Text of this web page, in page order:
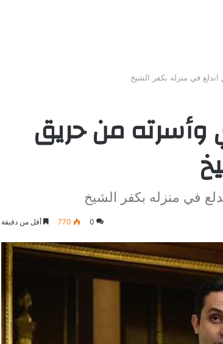
في منزله بكفر الشيخ
وأسرته من حريق
في منزله بكفر الشيخ
0
770 أقل من دقيقة